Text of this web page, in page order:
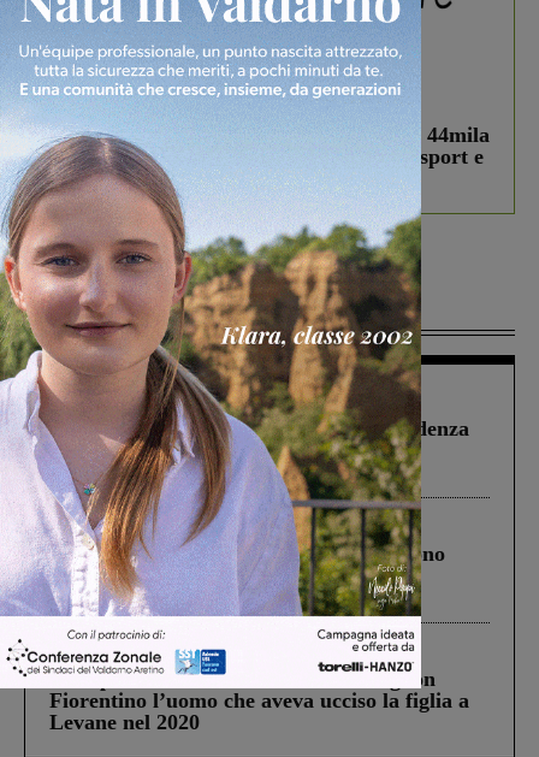
In vetrina 3 Agosto 2026
Estra Notizie agosto: Smart Cities, oltre 44mila
studenti coinvolti, torna il bando per lo sport e
debutta il podcast Estrair
Più lette
Figline Incisa Valdarno 1 Agosto 2026
Piscina di Figline finanziata oltre la scadenza
Pnrr, il gruppo di Fratelli d’Italia: “Un
ringraziamento al Governo”
Cronaca 4 Agosto 2026
Un anno fa la strage in A1 in cui morirono
Gianni, Giulia e Franco. Lo schianto, il
processo, lo stop ai sorpassi fra tir....
Cronaca 3 Agosto 2026
Scomparso da una struttura di Castiglion
Fiorentino l’uomo che aveva ucciso la figlia a
Levane nel 2020